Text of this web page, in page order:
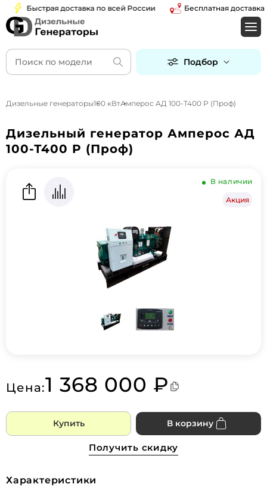
Быстрая доставка по всей России Бесплатная доставка по
Подбор
Дизельные генераторы100 кВтАмперос АД 100-Т400 P (Проф)
Дизельный генератор Амперос АД
100-Т400 P (Проф)
Акция
В наличии
Цена:1 368 000 ₽
Купить В корзину
Получить скидку
Характеристики